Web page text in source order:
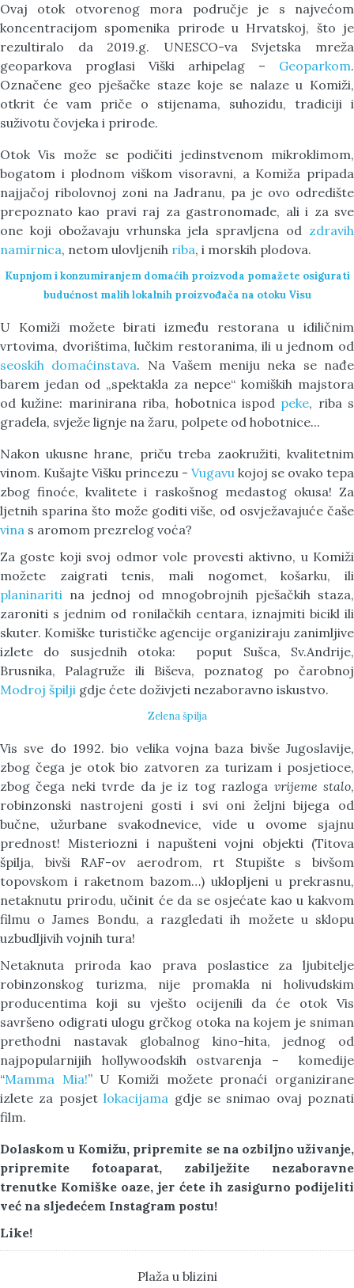
Ovaj otok otvorenog mora područje je s najvećom
koncentracijom spomenika prirode u Hrvatskoj, što je
rezultiralo da 2019.g. UNESCO-va Svjetska mreža
geoparkova proglasi Viški arhipelag – Geoparkom.
Označene geo pješačke staze koje se nalaze u Komiži,
otkrit će vam priče o stijenama, suhozidu, tradiciji i
suživotu čovjeka i prirode.
Otok Vis može se podičiti jedinstvenom mikroklimom,
bogatom i plodnom viškom visoravni, a Komiža pripada
najjačoj ribolovnoj zoni na Jadranu, pa je ovo odredište
prepoznato kao pravi raj za gastronomade, ali i za sve
one koji obožavaju vrhunska jela spravljena od zdravih
namirnica, netom ulovljenih riba, i morskih plodova.
Kupnjom i konzumiranjem domaćih proizvoda pomažete osigurati
budućnost malih lokalnih proizvođača na otoku Visu
U Komiži možete birati između restorana u idiličnim
vrtovima, dvorištima, lučkim restoranima, ili u jednom od
seoskih domaćinstava. Na Vašem meniju neka se nađe
barem jedan od „spektakla za nepce“ komiških majstora
od kužine: marinirana riba, hobotnica ispodpeke, riba s
gradela, svježe lignje na žaru, polpete od hobotnice...
Nakon ukusne hrane, priču treba zaokružiti, kvalitetnim
vinom. Kušajte Višku princezu - Vugavu kojoj se ovako tepa
zbog finoće, kvalitete i raskošnog medastog okusa! Za
ljetnih sparina što može goditi više, od osvježavajuće čaše
vina s aromom prezrelog voća?
Za goste koji svoj odmor vole provesti aktivno, u Komiži
možete zaigrati tenis, mali nogomet, košarku, ili
planinariti na jednoj od mnogobrojnih pješačkih staza,
zaroniti s jednim od ronilačkih centara, iznajmiti bicikl ili
skuter. Komiške turističke agencije organiziraju zanimljive
izlete do susjednih otoka: poput Sušca, Sv.Andrije,
Brusnika, Palagruže ili Biševa, poznatog po čarobnoj
Modroj špilji gdje ćete doživjeti nezaboravno iskustvo.
Zelena špilja
Vis sve do 1992. bio velika vojna baza bivše Jugoslavije,
zbog čega je otok bio zatvoren za turizam i posjetioce,
zbog čega neki tvrde da je iz tog razloga vrijeme stalo,
robinzonski nastrojeni gosti i svi oni željni bijega od
bučne, užurbane svakodnevice, vide u ovome sjajnu
prednost! Misteriozni i napušteni vojni objekti (Titova
špilja, bivši RAF-ov aerodrom, rt Stupište s bivšom
topovskom i raketnom bazom…) uklopljeni u prekrasnu,
netaknutu prirodu, učinit će da se osjećate kao u kakvom
filmu o James Bondu, a razgledati ih možete u sklopu
uzbudljivih vojnih tura!
Netaknuta priroda kao prava poslastice za ljubitelje
robinzonskog turizma, nije promakla ni holivudskim
producentima koji su vješto ocijenili da će otok Vis
savršeno odigrati ulogu grčkog otoka na kojem je sniman
prethodni nastavak globalnog kino-hita, jednog od
najpopularnijih hollywoodskih ostvarenja – komedije
“Mamma Mia!” U Komiži možete pronaći organizirane
izlete za posjetlokacijama gdje se snimao ovaj poznati
film.
Dolaskom u Komižu, pripremite se na ozbiljno uživanje,
pripremite fotoaparat, zabilježite nezaboravne
trenutke Komiške oaze, jer ćete ih zasigurno podijeliti
već na sljedećem Instagram postu!
Like!
Plaža u blizini